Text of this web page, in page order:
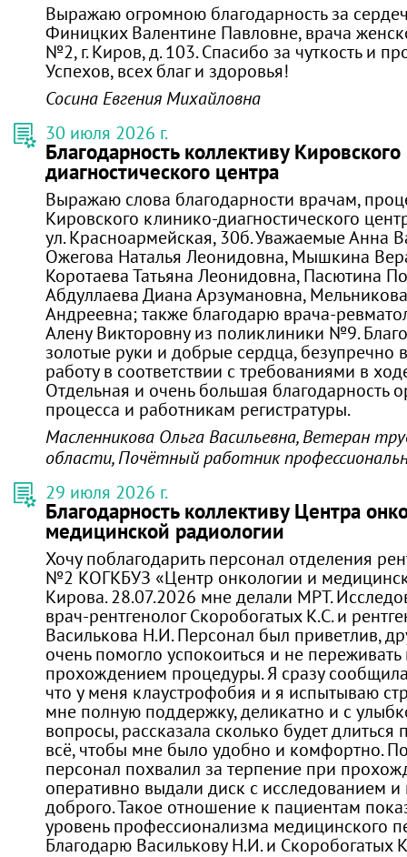
Выражаю огромною благодарность за
Финицких Валентине Павловне, врача
№2, г. Киров, д. 103. Спасибо за чуткость и
Успехов, всех благ и здоровья!
Сосина Евгения Михайловна
30 июля 2026 г.
Благодарность коллективу
диагностического центра
Выражаю слова благодарности врачам,
Кировского клинико-диагностического
ул. Красноармейская, 30б. Уважаемые Анна
Ожегова Наталья Леонидовна, Мышкина
Коротаева Татьяна Леонидовна, Пасютина
Абдуллаева Диана Арзумановна,
Андреевна; также благодарю врача-
Алену Викторовну из поликлиники №9.
золотые руки и добрые сердца, безупречно
работу в соответствии с требованиями в
Отдельная и очень большая благодарность
процесса и работникам регистратуры.
Масленникова Ольга Васильевна, Ветеран
области, Почётный работник
29 июля 2026 г.
Благодарность коллективу Центра
медицинской радиологии
Хочу поблагодарить персонал отделения
№2 КОГКБУЗ «Центр онкологии и
Кирова. 28.07.2026 мне делали МРТ.
врач-рентгенолог Скоробогатых К.С. и
Василькова Н.И. Персонал был приветлив,
очень помогло успокоиться и не
прохождением процедуры. Я сразу
что у меня клаустрофобия и я испытываю
мне полную поддержку, деликатно и с
вопросы, рассказала сколько будет длиться
всё, чтобы мне было удобно и комфортно.
персонал похвалил за терпение при
оперативно выдали диск с исследованием и
доброго. Такое отношение к пациентам
уровень профессионализма медицинского
Благодарю Василькову Н.И. и Скоробогатых